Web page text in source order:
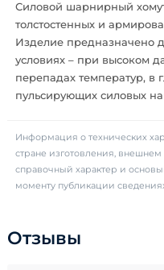
Силовой шарнирный
толстостенных и
Изделие предназначено
условиях – при высоком
перепадах температур, в
пульсирующих силовых
Информация о технических
стране изготовления,
справочный характер и
моменту публикации
Отзывы